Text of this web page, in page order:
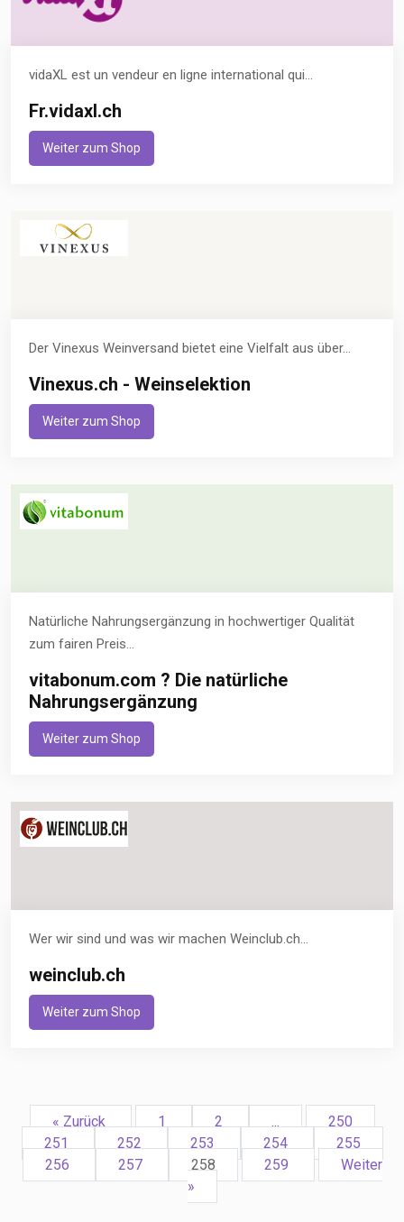
vidaXL est un vendeur en ligne international qui...
Fr.vidaxl.ch
Weiter zum Shop
Der Vinexus Weinversand bietet eine Vielfalt aus über...
Vinexus.ch - Weinselektion
Weiter zum Shop
Natürliche Nahrungsergänzung in hochwertiger Qualität
zum fairen Preis...
vitabonum.com ? Die natürliche
Nahrungsergänzung
Weiter zum Shop
Wer wir sind und was wir machen Weinclub.ch...
weinclub.ch
Weiter zum Shop
« Zurück 1 2 ...
250
251
252 253 254
255
256
257 258 259
Weiter
»